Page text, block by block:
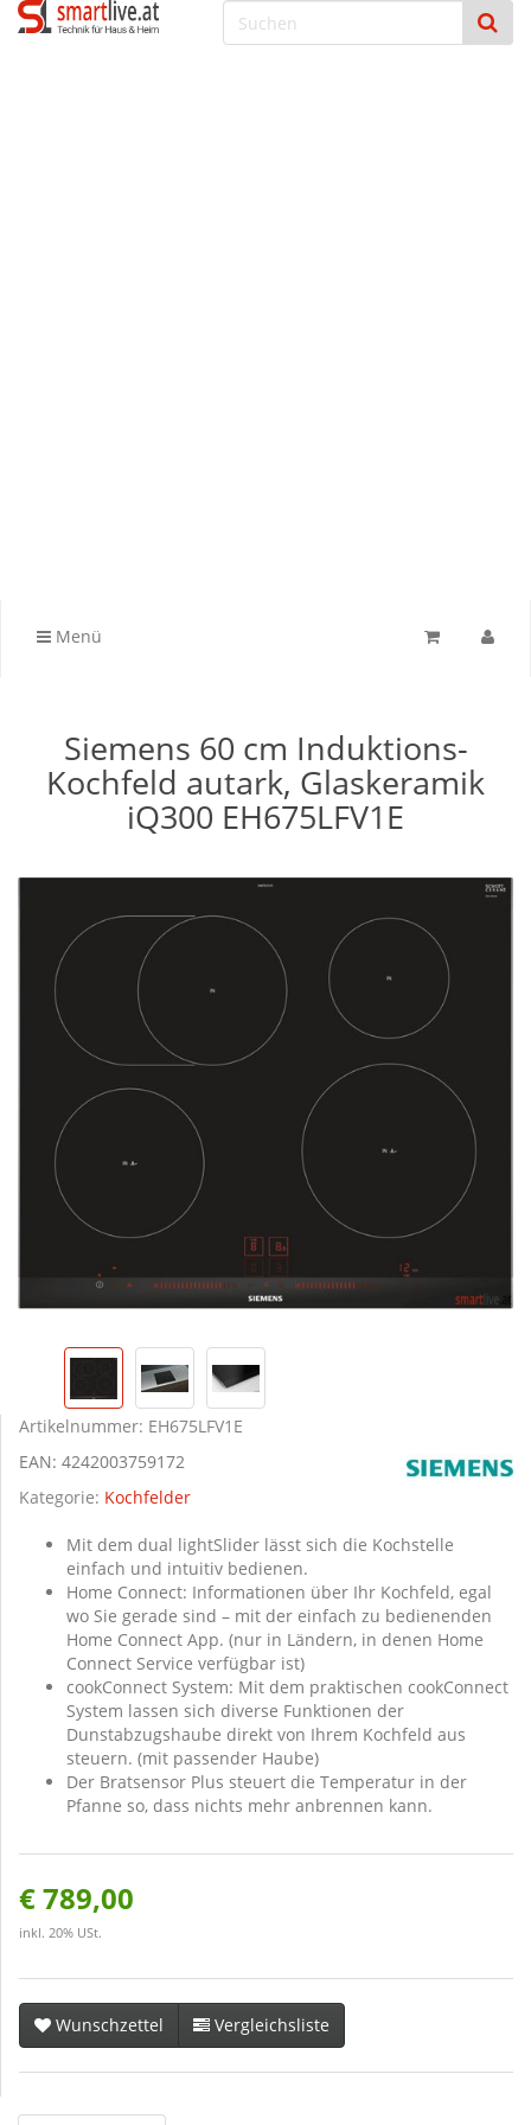
Menü
Siemens 60 cm Induktions-
Kochfeld autark, Glaskeramik
iQ300 EH675LFV1E
Artikelnummer: EH675LFV1E
EAN: 4242003759172
Kategorie: Kochfelder
Mit dem dual lightSlider lässt sich die Kochstelle
einfach und intuitiv bedienen.
Home Connect: Informationen über Ihr Kochfeld, egal
wo Sie gerade sind – mit der einfach zu bedienenden
Home Connect App. (nur in Ländern, in denen Home
Connect Service verfügbar ist)
cookConnect System: Mit dem praktischen cookConnect
System lassen sich diverse Funktionen der
Dunstabzugshaube direkt von Ihrem Kochfeld aus
steuern. (mit passender Haube)
Der Bratsensor Plus steuert die Temperatur in der
Pfanne so, dass nichts mehr anbrennen kann.
€ 789,00
inkl. 20% USt.
Wunschzettel Vergleichsliste